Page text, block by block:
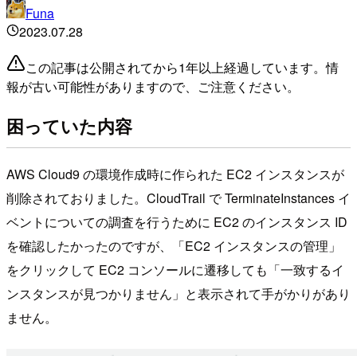
Funa
2023.07.28
この記事は公開されてから1年以上経過しています。情
報が古い可能性がありますので、ご注意ください。
困っていた内容
AWS Cloud9 の環境作成時に作られた EC2 インスタンスが
削除されておりました。CloudTrail で TerminateInstances イ
ベントについての調査を行うために EC2 のインスタンス ID
を確認したかったのですが、「EC2 インスタンスの管理」
をクリックして EC2 コンソールに遷移しても「一致するイ
ンスタンスが見つかりません」と表示されて手がかりがあり
ません。